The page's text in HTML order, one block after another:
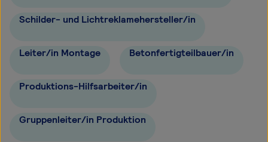
Schilder- und Lichtreklamehersteller/in
Leiter/in Montage Betonfertigteilbauer/in
Produktions-Hilfsarbeiter/in
Gruppenleiter/in Produktion